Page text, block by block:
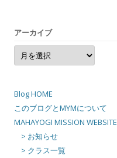
アーカイブ
ア
ー
カ
Blog HOME
このブログとMYMについて
MAHAYOGI MISSION WEBSITE
> お知らせ
> クラス一覧